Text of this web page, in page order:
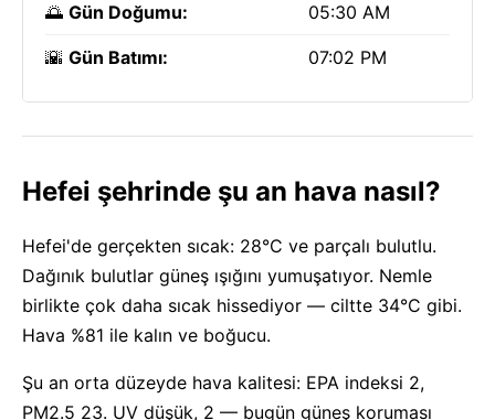
🌅 Gün Doğumu: 05:30 AM
🌇 Gün Batımı: 07:02 PM
Hefei şehrinde şu an hava nasıl?
Hefei'de gerçekten sıcak: 28°C ve parçalı bulutlu.
Dağınık bulutlar güneş ışığını yumuşatıyor. Nemle
birlikte çok daha sıcak hissediyor — ciltte 34°C gibi.
Hava %81 ile kalın ve boğucu.
Şu an orta düzeyde hava kalitesi: EPA indeksi 2,
PM2.5 23. UV düşük, 2 — bugün güneş koruması